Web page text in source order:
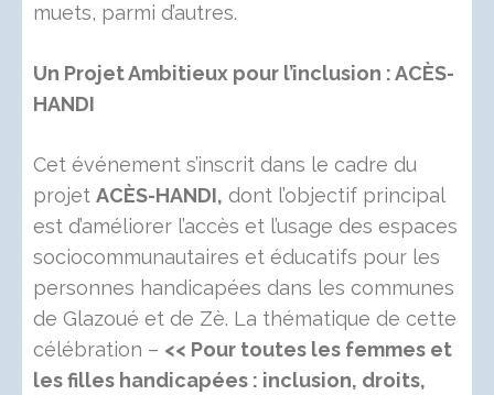
muets, parmi d’autres.
Un Projet Ambitieux pour l’inclusion : ACÈS-
HANDI
Cet événement s’inscrit dans le cadre du
projet ACÈS-HANDI, dont l’objectif principal
est d’améliorer l’accès et l’usage des espaces
sociocommunautaires et éducatifs pour les
personnes handicapées dans les communes
de Glazoué et de Zè. La thématique de cette
célébration – << Pour toutes les femmes et
les filles handicapées : inclusion, droits,